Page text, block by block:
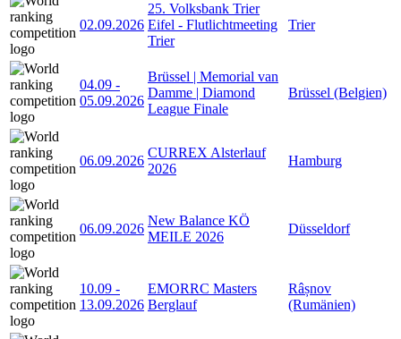
02.09.2026
25. Volksbank Trier
Eifel - Flutlichtmeeting
Trier
Trier
04.09 -
05.09.2026
Brüssel | Memorial van
Damme | Diamond
League Finale
Brüssel (Belgien)
06.09.2026
CURREX Alsterlauf
2026
Hamburg
06.09.2026
New Balance KÖ
MEILE 2026
Düsseldorf
10.09 -
13.09.2026
EMORRC Masters
Berglauf
Râșnov
(Rumänien)